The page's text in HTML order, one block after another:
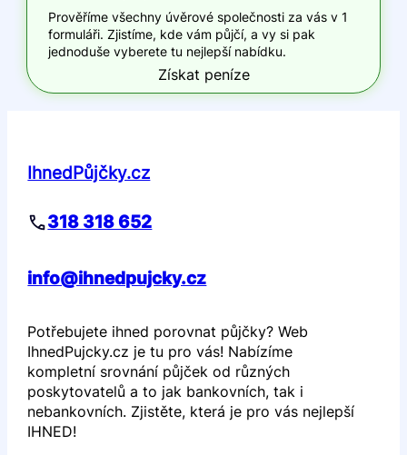
Prověříme všechny úvěrové společnosti za vás v 1
formuláři. Zjistíme, kde vám půjčí, a vy si pak
jednoduše vyberete tu nejlepší nabídku.
Získat peníze
IhnedPůjčky.cz
318 318 652
info@ihnedpujcky.cz
Potřebujete ihned porovnat půjčky? Web
IhnedPujcky.cz je tu pro vás! Nabízíme
kompletní srovnání půjček od různých
poskytovatelů a to jak bankovních, tak i
nebankovních. Zjistěte, která je pro vás nejlepší
IHNED!